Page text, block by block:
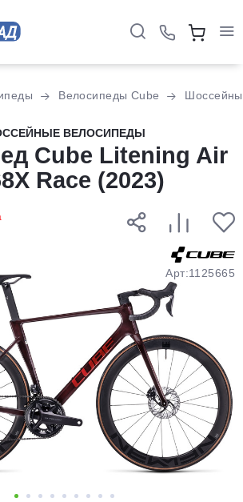
Велосипеды Cube
ВЕЛОСИПЕДЫ
Cube Litening Air
Race (2023)
Арт:1125665
части
товары
сегодня только
любого банка